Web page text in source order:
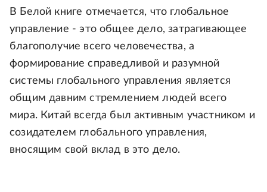
В Белой книге отмечается, что глобальное
управление - это общее дело, затрагивающее
благополучие всего человечества, а
формирование справедливой и разумной
системы глобального управления является
общим давним стремлением людей всего
мира. Китай всегда был активным участником и
созидателем глобального управления,
вносящим свой вклад в это дело.